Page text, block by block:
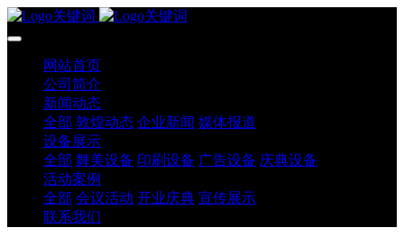
网站首页
公司简介
新闻动态
全部 敦煌动态 企业新闻 媒体报道
设备展示
全部 舞美设备 印刷设备 广告设备 庆典设备
活动案例
全部 会议活动 开业庆典 宣传展示
联系我们